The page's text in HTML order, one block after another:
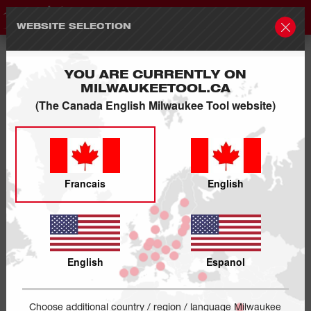
WEBSITE SELECTION
YOU ARE CURRENTLY ON
MILWAUKEETOOL.CA
(The Canada English Milwaukee Tool website)
Francais English
English Espanol
Choose additional country / region / language Milwaukee